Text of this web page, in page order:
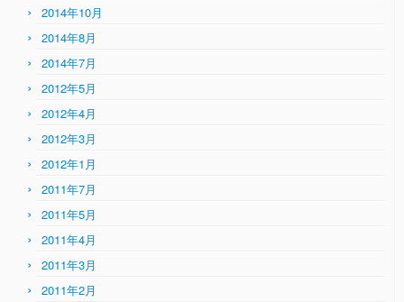
2014年10月
2014年8月
2014年7月
2012年5月
2012年4月
2012年3月
2012年1月
2011年7月
2011年5月
2011年4月
2011年3月
2011年2月